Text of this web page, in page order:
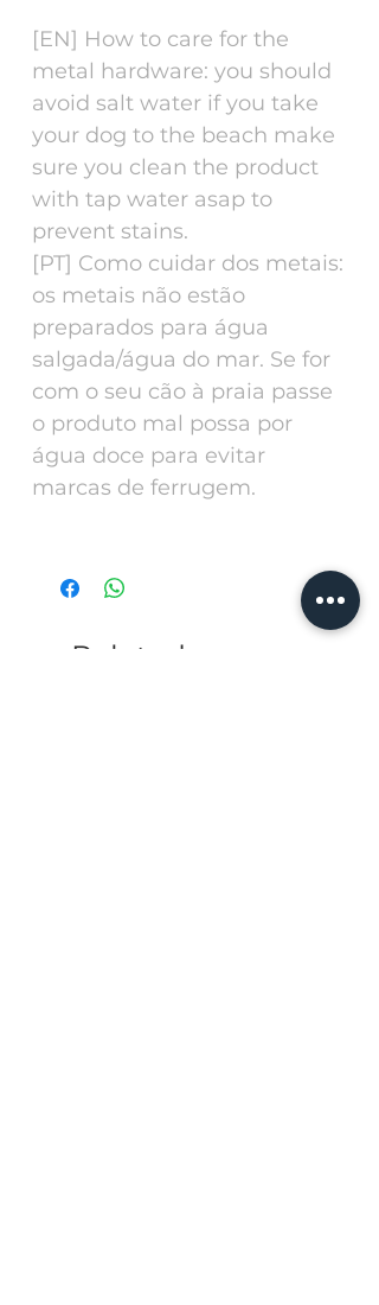
[EN] How to care for the
metal hardware: you should
avoid salt water if you take
your dog to the beach make
sure you clean the product
with tap water asap to
prevent stains.
[PT] Como cuidar dos metais:
os metais não estão
preparados para água
salgada/água do mar. Se for
com o seu cão à praia passe
o produto mal possa por
água doce para evitar
marcas de ferrugem.
Related